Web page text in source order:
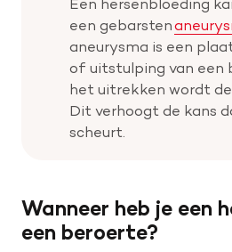
Een hersenbloeding
een gebarsten
aneurysma is een
of uitstulping van een
het uitrekken wordt
Dit verhoogt de kans
scheurt.
Wanneer heb je een
een beroerte?